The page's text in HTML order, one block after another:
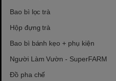
Bao bì lọc trà
Hộp đựng trà
Bao bì bánh kẹo + phụ kiện
Người Làm Vườn - SuperFARM
Đồ pha chế